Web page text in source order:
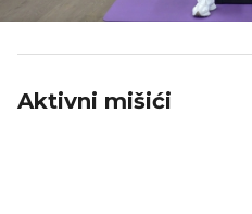
Aktivni mišići